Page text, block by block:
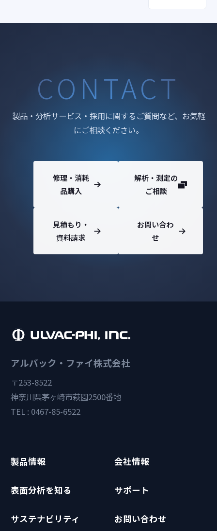
CONTACT
製品・分析サービス・採用に関するご質問など、お気軽
にご相談ください。
修理・消耗
品購入
解析・測定の
ご相談
見積もり・
資料請求
お問い合わ
せ
アルバック・ファイ株式会社
〒253-8522
神奈川県茅ヶ崎市萩園2500番地
TEL : 0467-85-6522
製品情報 会社情報
表面分析を知る サポート
サステナビリティ お問い合わせ